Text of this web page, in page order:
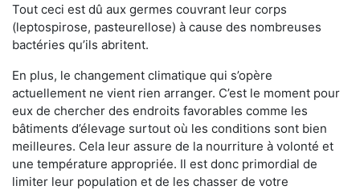
Tout ceci est dû aux germes couvrant leur corps
(leptospirose, pasteurellose) à cause des nombreuses
bactéries qu’ils abritent.
En plus, le changement climatique qui s’opère
actuellement ne vient rien arranger. C’est le moment pour
eux de chercher des endroits favorables comme les
bâtiments d’élevage surtout où les conditions sont bien
meilleures. Cela leur assure de la nourriture à volonté et
une température appropriée. Il est donc primordial de
limiter leur population et de les chasser de votre